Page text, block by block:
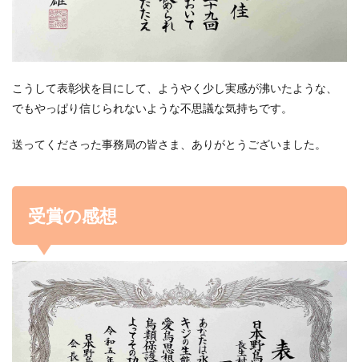
こうして表彰状を目にして、ようやく少し実感が沸いたような、
でもやっぱり信じられないような不思議な気持ちです。
送ってくださった事務局の皆さま、ありがとうございました。
受賞の感想